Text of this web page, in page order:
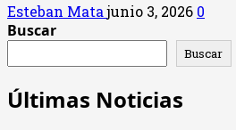
Esteban Matajunio 3, 2026 0
Buscar
Buscar
Últimas Noticias